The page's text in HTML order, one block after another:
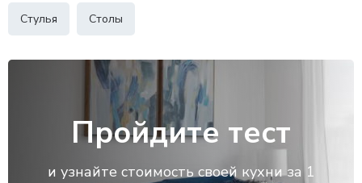
Стулья Столы
Пройдите тест
и узнайте стоимость своей кухни за 1